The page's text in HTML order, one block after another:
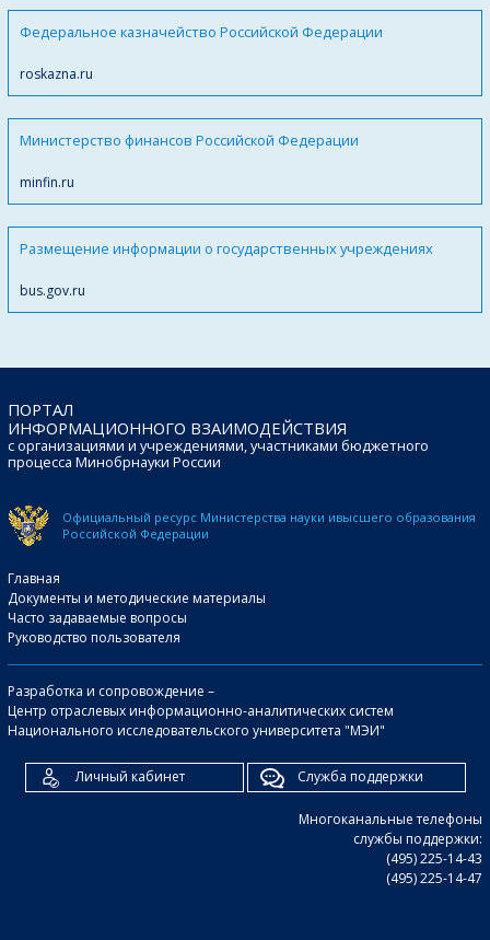
Федеральное казначейство Российской Федерации
roskazna.ru
Министерство финансов Российской Федерации
minfin.ru
Размещение информации о государственных учреждениях
bus.gov.ru
ПОРТАЛ
ИНФОРМАЦИОННОГО ВЗАИМОДЕЙСТВИЯ
с организациями и учреждениями, участниками бюджетного
процесса Минобрнауки России
Официальный ресурс Министерства науки ивысшего образования
Российской Федерации
Главная
Документы и методические материалы
Часто задаваемые вопросы
Руководство пользователя
Разработка и сопровождение –
Центр отраслевых информационно-аналитических систем
Национального исследовательского университета "МЭИ"
Личный кабинет Служба поддержки
Многоканальные телефоны
службы поддержки:
(495) 225-14-43
(495) 225-14-47